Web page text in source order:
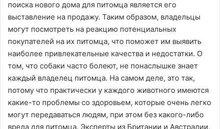
поиска нового дома для питомца является его
выставление на продажу. Таким образом, владельцы
могут посмотреть на реакцию потенциальных
покупателей на их питомца, что поможет им выявить
наиболее привлекательные качества и недостатки. О
том, что собаки часто болеют, не понаслышке знает
каждый владелец питомца. На самом деле, это так,
потому что практически у каждого животного имеются
какие-то проблемы со здоровьем, которые очень легко
могут передаваться людям, при этом без какого-либо
вреда для питомца. Эксперты из Британии и Австралии,